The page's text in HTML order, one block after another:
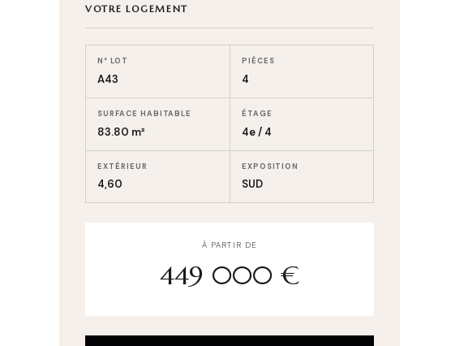
VOTRE LOGEMENT
N° LOT
A43
PIÈCES
4
SURFACE HABITABLE
83.80 m²
ÉTAGE
4e / 4
EXTÉRIEUR
4,60
EXPOSITION
SUD
À PARTIR DE
449 000 €